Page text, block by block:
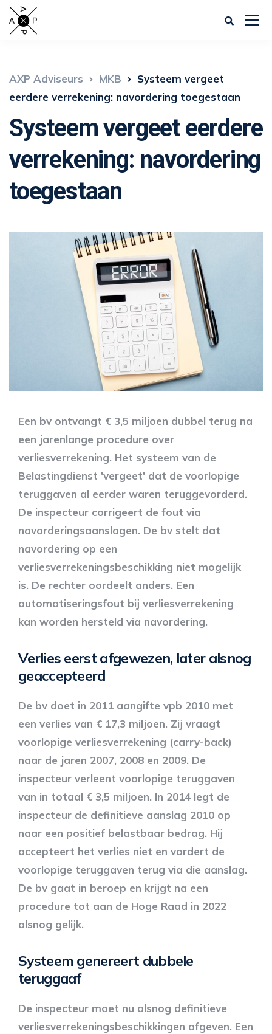
AXP Adviseurs MKB
Systeem vergeet
eerdere verrekening: navordering toegestaan
Systeem vergeet eerdere
verrekening: navordering
toegestaan
Een bv ontvangt € 3,5 miljoen dubbel terug na
een jarenlange procedure over
verliesverrekening. Het systeem van de
Belastingdienst 'vergeet' dat de voorlopige
teruggaven al eerder waren teruggevorderd.
De inspecteur corrigeert de fout via
navorderingsaanslagen. De bv stelt dat
navordering op een
verliesverrekeningsbeschikking niet mogelijk
is. De rechter oordeelt anders. Een
automatiseringsfout bij verliesverrekening
kan worden hersteld via navordering.
Verlies eerst afgewezen, later alsnog
geaccepteerd
De bv doet in 2011 aangifte vpb 2010 met
een verlies van € 17,3 miljoen. Zij vraagt
voorlopige verliesverrekening (carry-back)
naar de jaren 2007, 2008 en 2009. De
inspecteur verleent voorlopige teruggaven
van in totaal € 3,5 miljoen. In 2014 legt de
inspecteur de definitieve aanslag 2010 op
naar een positief belastbaar bedrag. Hij
accepteert het verlies niet en vordert de
voorlopige teruggaven terug via die aanslag.
De bv gaat in beroep en krijgt na een
procedure tot aan de Hoge Raad in 2022
alsnog gelijk.
Systeem genereert dubbele
teruggaaf
De inspecteur moet nu alsnog definitieve
verliesverrekeningsbeschikkingen afgeven. Een